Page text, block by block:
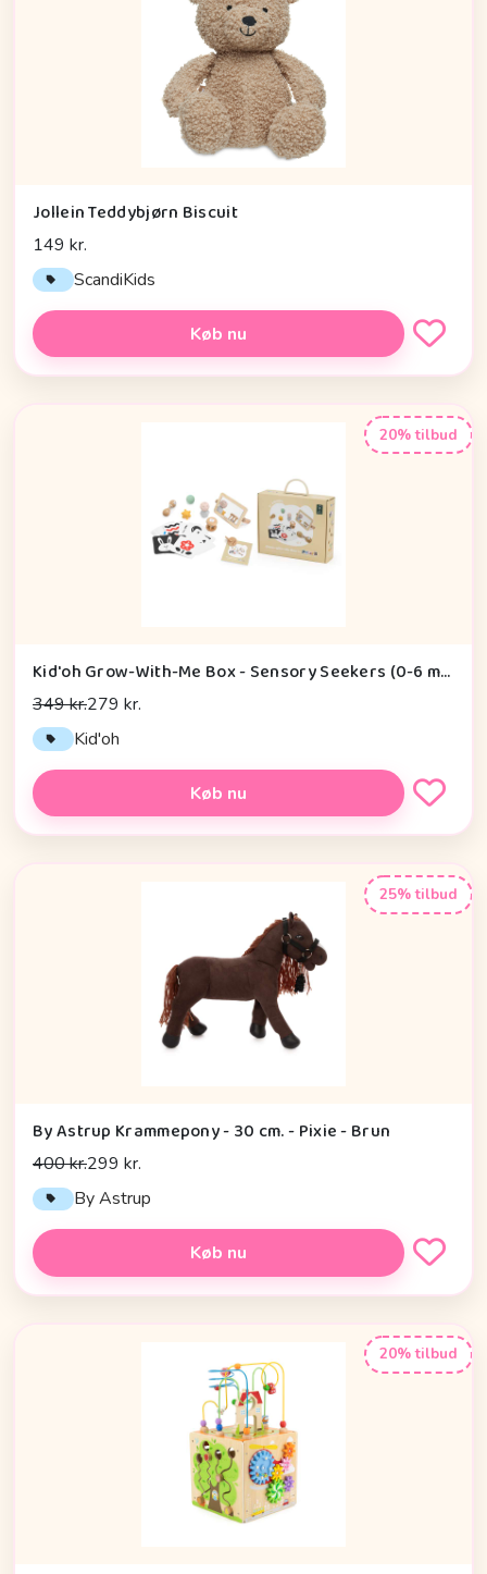
Jollein Teddybjørn Biscuit
149 kr.
ScandiKids
Køb nu
20% tilbud
Kid'oh Grow-With-Me Box - Sensory Seekers (0-6 mdr.)
349 kr.279 kr.
Kid'oh
Køb nu
25% tilbud
By Astrup Krammepony - 30 cm. - Pixie - Brun
400 kr.299 kr.
By Astrup
Køb nu
20% tilbud